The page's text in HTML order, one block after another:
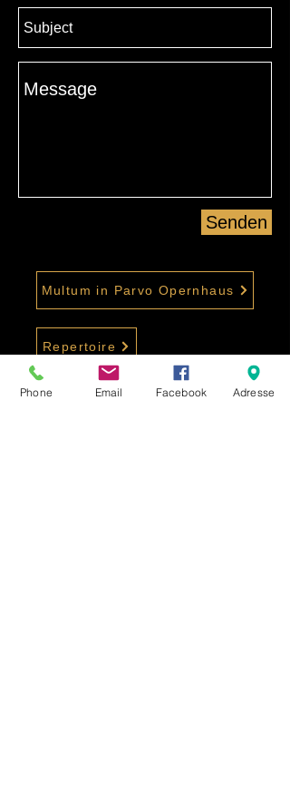
Senden
Multum in Parvo Opernhaus
Repertoire
Gastronomie
Phone Email Facebook Adresse